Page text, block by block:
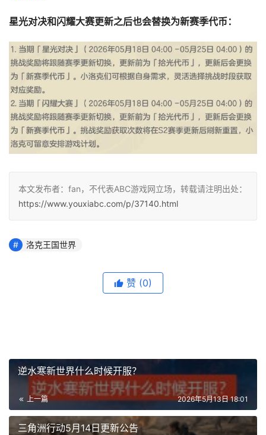
星光对决和闪耀大赛更新之后也会替换为新赛季代币：
本文发布者：fan，不代表ABC游戏网立场，转载请注明出处：
https://www.youxiabc.com/p/37140.html
洛克王国世界
赞 (0)
逆水寒新世界什么时候开服？
上一篇 2026年5月13日 18:01
三角洲行动5月14日更新公告